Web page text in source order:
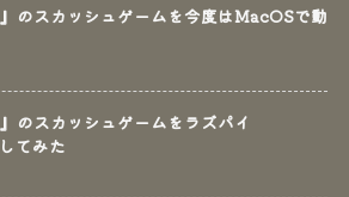
のスカッシュゲームを今度はMacOSで動
のスカッシュゲームをラズパイ
てみた